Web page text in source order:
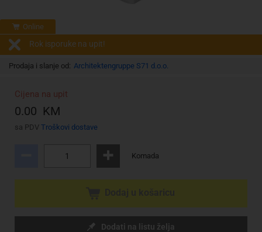
Online
Rok isporuke na upit!
Prodaja i slanje od: Architektengruppe S71 d.o.o.
Cijena na upit
0.00 KM
sa PDV Troškovi dostave
Komada
Dodati na listu želja